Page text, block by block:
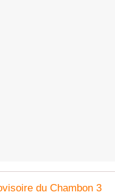
du Chambon 3